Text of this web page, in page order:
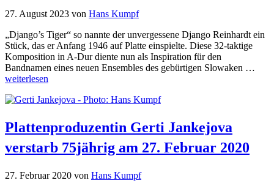
27. August 2023 von Hans Kumpf
„Django’s Tiger“ so nannte der unvergessene Django Reinhardt ein
Stück, das er Anfang 1946 auf Platte einspielte. Diese 32-taktige
Komposition in A-Dur diente nun als Inspiration für den
Bandnamen eines neuen Ensembles des gebürtigen Slowaken …
weiterlesen
Plattenproduzentin Gerti Jankejova
verstarb 75jährig am 27. Februar 2020
27. Februar 2020 von Hans Kumpf